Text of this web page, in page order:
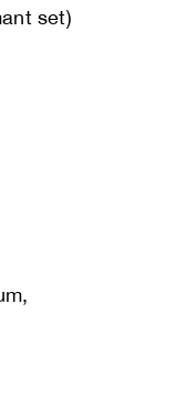
set)